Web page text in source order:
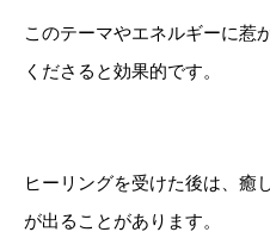
このテーマやエネルギーに惹
くださると効果的です。
ヒーリングを受けた後は、癒
が出ることがあります。